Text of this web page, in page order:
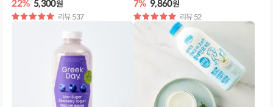
22% 5,300원
별
리뷰 537
7% 9,860원
별
점
리뷰 52